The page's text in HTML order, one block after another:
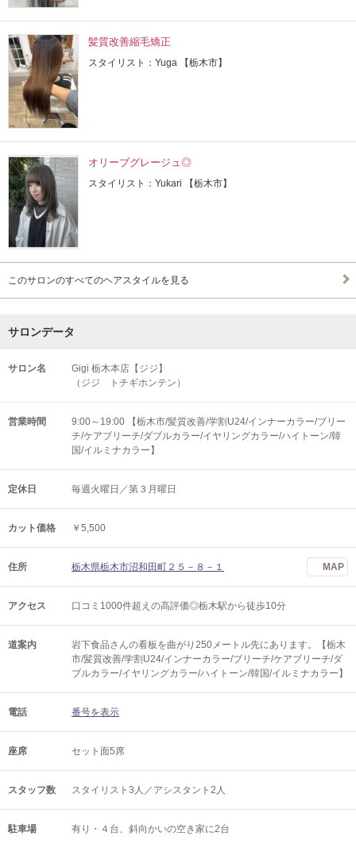
髪質改善縮毛矯正
スタイリスト：Yuga 【栃木市】
オリーブグレージュ◎
スタイリスト：Yukari 【栃木市】
このサロンのすべてのヘアスタイルを見る
サロンデータ
サロン名
Gigi 栃木本店【ジジ】
（ジジ トチギホンテン）
営業時間
9:00～19:00 【栃木市/髪質改善/学割U24/インナーカラー/ブリー
チ/ケアブリーチ/ダブルカラー/イヤリングカラー/ハイトーン/韓
国/イルミナカラー】
定休日 毎週火曜日／第３月曜日
カット価格 ￥5,500
住所 栃木県栃木市沼和田町２５－８－１ MAP
アクセス 口コミ1000件超えの高評価◎栃木駅から徒歩10分
道案内
岩下食品さんの看板を曲がり250メートル先にあります。【栃木
市/髪質改善/学割U24/インナーカラー/ブリーチ/ケアブリーチ/ダ
ブルカラー/イヤリングカラー/ハイトーン/韓国/イルミナカラー】
電話 番号を表示
座席 セット面5席
スタッフ数 スタイリスト3人／アシスタント2人
駐車場 有り・４台、斜向かいの空き家に2台